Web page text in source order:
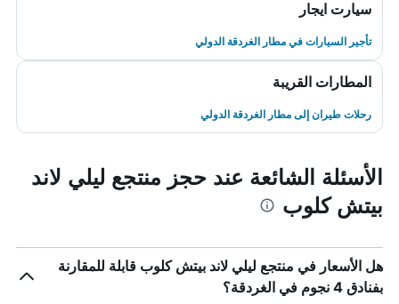
سيارت ايجار
تأجير السيارات في مطار الغردقة الدولي
المطارات القريبة
رحلات طيران إلى مطار الغردقة الدولي
الأسئلة الشائعة عند حجز منتجع ليلي لاند
بيتش كلوب
هل الأسعار في منتجع ليلي لاند بيتش كلوب قابلة للمقارنة
بفنادق 4 نجوم في الغردقة؟